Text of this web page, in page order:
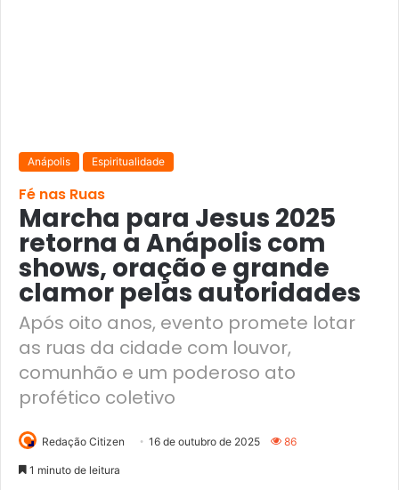
Anápolis Espiritualidade
Fé nas Ruas
Marcha para Jesus 2025
retorna a Anápolis com
shows, oração e grande
clamor pelas autoridades
Após oito anos, evento promete lotar
as ruas da cidade com louvor,
comunhão e um poderoso ato
profético coletivo
Redação Citizen 16 de outubro de 2025 86
1 minuto de leitura